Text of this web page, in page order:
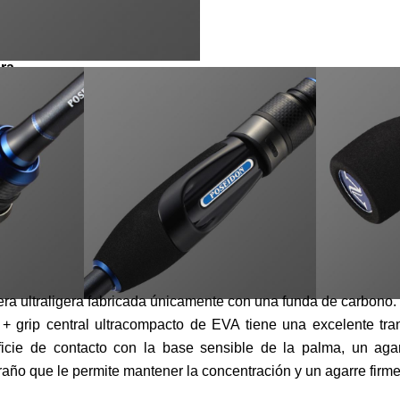
ultraligera fabricada únicamente con una funda de carbono.
grip central ultracompacto de EVA tiene una excelente
de contacto con la base sensible de la palma, un
que le permite mantener la concentración y un agarre